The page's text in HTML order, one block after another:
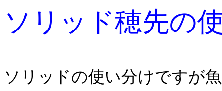
ソリッド穂先の
ソリッドの使い分けですが